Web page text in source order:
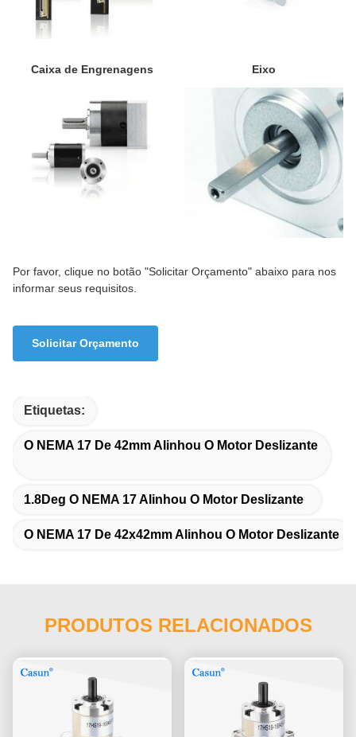
Caixa de Engrenagens Eixo
Por favor, clique no botão "Solicitar Orçamento" abaixo para nos
informar seus requisitos.
Solicitar Orçamento
Etiquetas:
O NEMA 17 De 42mm Alinhou O Motor Deslizante
1.8Deg O NEMA 17 Alinhou O Motor Deslizante
O NEMA 17 De 42x42mm Alinhou O Motor Deslizante
PRODUTOS RELACIONADOS